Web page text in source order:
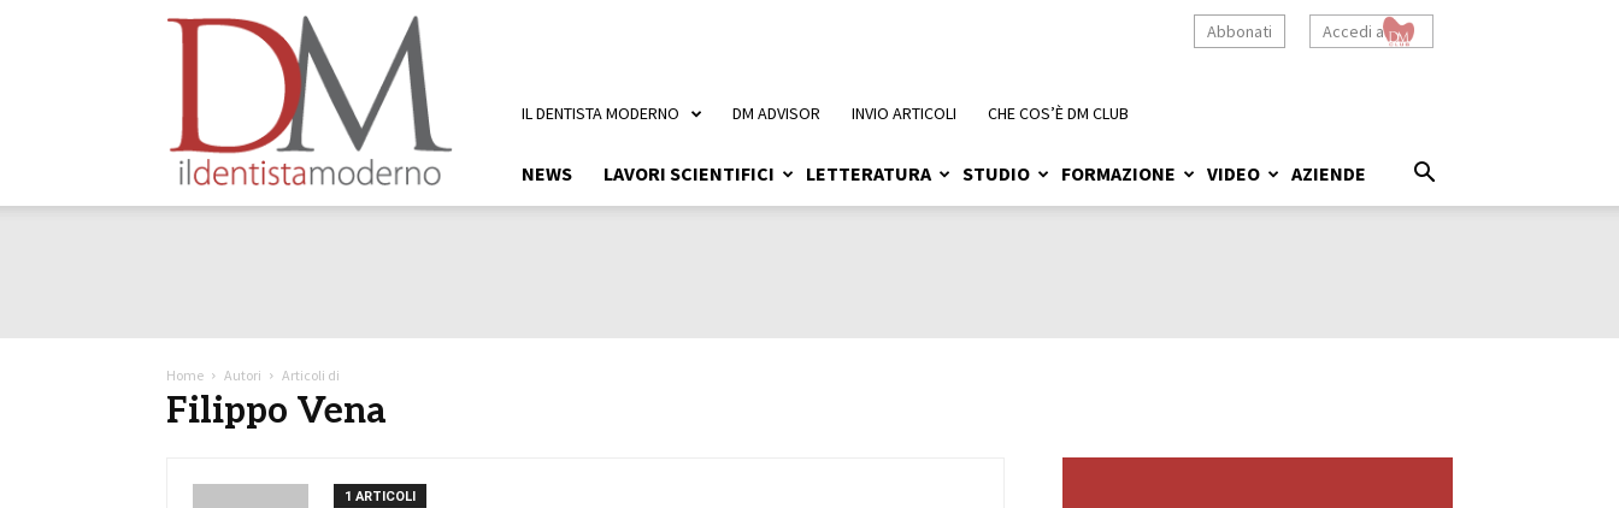
Accedi a
Abbonati
NEWS LAVORI SCIENTIFICI LETTERATURA STUDIO FORMAZIONE VIDEO AZIENDE
IL DENTISTA MODERNO DM ADVISOR INVIO ARTICOLI CHE COS’È DM CLUB
Home Autori Articoli di
Filippo Vena
1 ARTICOLI